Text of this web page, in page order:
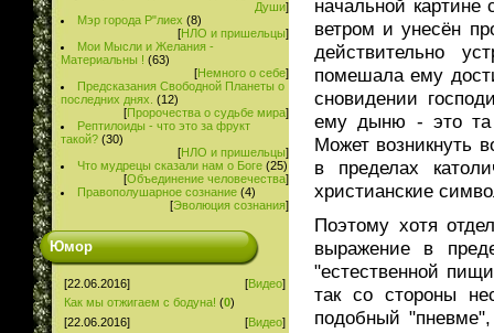
Души]
Мэр города Р"лиех (8)
[НЛО и пришельцы]
Мои Мысли и Желания -
Материальны ! (63)
[Немного о себе]
Предсказания Свободной Планеты о
последних днях. (12)
[Пророчества о судьбе мира]
Рептилоиды - что это за фрукт
такой? (30)
[НЛО и пришельцы]
Что мудрецы сказали нам о Боге (25)
[Объединение человечества]
Правополушарное сознание (4)
[Эволюция сознания]
Юмор
[22.06.2016] [Видео]
Как мы отжигаем с бодуна! (0)
[22.06.2016]
[Видео]
начальной картине
ветром и унесён
действительно
помешала ему
сновидении
ему дыню - это та
Может возникнуть
в пределах
христианские
Поэтому хотя
выражение в
"естественной
так со стороны
подобный